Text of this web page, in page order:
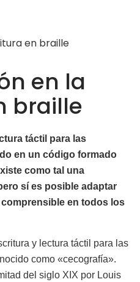
en la
braille
táctil para las
en un código formado
como tal una
sí es posible adaptar
en todos los
y lectura táctil para las
como «cecografía».
del siglo XIX por Louis